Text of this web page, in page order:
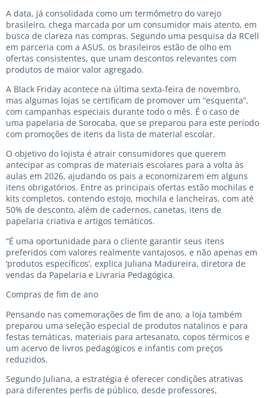
A data, já consolidada como um termômetro do varejo
brasileiro, chega marcada por um consumidor mais atento, em
busca de clareza nas compras. Segundo uma pesquisa da RCell
em parceria com a ASUS, os brasileiros estão de olho em
ofertas consistentes, que unam descontos relevantes com
produtos de maior valor agregado.
A Black Friday acontece na última sexta-feira de novembro,
mas algumas lojas se certificam de promover um “esquenta”,
com campanhas especiais durante todo o mês. É o caso de
uma papelaria de Sorocaba, que se preparou para este período
com promoções de itens da lista de material escolar.
O objetivo do lojista é atrair consumidores que querem
antecipar as compras de materiais escolares para a volta às
aulas em 2026, ajudando os pais a economizarem em alguns
itens obrigatórios. Entre as principais ofertas estão mochilas e
kits completos, contendo estojo, mochila e lancheiras, com até
50% de desconto, além de cadernos, canetas, itens de
papelaria criativa e artigos temáticos.
“É uma oportunidade para o cliente garantir seus itens
preferidos com valores realmente vantajosos, e não apenas em
‘produtos específicos’, explica Juliana Madureira, diretora de
vendas da Papelaria e Livraria Pedagógica.
Compras de fim de ano
Pensando nas comemorações de fim de ano, a loja também
preparou uma seleção especial de produtos natalinos e para
festas temáticas, materiais para artesanato, copos térmicos e
um acervo de livros pedagógicos e infantis com preços
reduzidos.
Segundo Juliana, a estratégia é oferecer condições atrativas
para diferentes perfis de público, desde professores,